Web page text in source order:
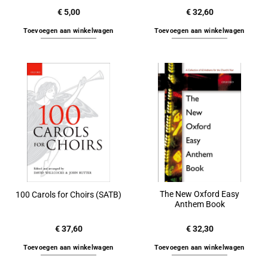
€5,00
Toevoegen aan winkelwagen
€32,60
Toevoegen aan winkelwagen
100 Carols for Choirs (SATB)
€37,60
Toevoegen aan winkelwagen
The New Oxford Easy
Anthem Book
€32,30
Toevoegen aan winkelwagen